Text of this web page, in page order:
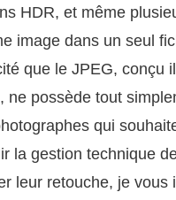
HDR, et même
image dans un seul
que le JPEG, conçu
ne possède tout
qui
la gestion technique
leur retouche, je vous